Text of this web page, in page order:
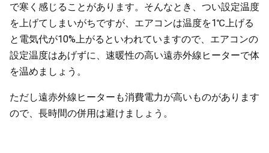
で寒く感じることがあります。そんなとき、つい設定温度
を上げてしまいがちですが、エアコンは温度を1℃上げる
と電気代が10%上がるといわれていますので、エアコンの
設定温度はあげずに、速暖性の高い遠赤外線ヒーターで体
を温めましょう。
ただし遠赤外線ヒーターも消費電力が高いものがあります
ので、長時間の併用は避けましょう。